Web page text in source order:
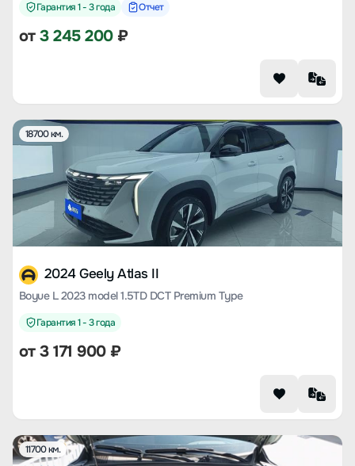
Гарантия 1 - 3 года Отчет
от3 245 200₽
18700 км.
2024 Geely Atlas II
Boyue L 2023 model 1.5TD DCT Premium Type
Гарантия 1 - 3 года
от3 171 900₽
11700 км.